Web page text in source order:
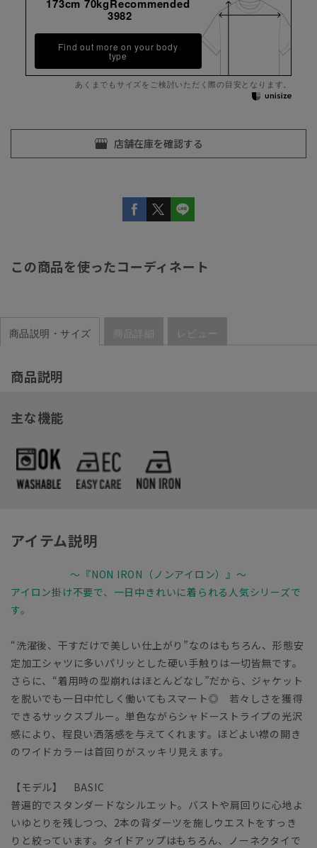
173cm 70kgRecommended
3982
Find out more on your body
type
あくまでもサイズをご検討いただく際の目安となります。
この商品を使ったコーディネート
商品説明・サイズ 商品詳細 レビュー
商品説明
主な機能
アイテム説明
～『NON IRON（ノンアイロン）』～
アイロン掛け不要で、一日中きれいに着られる人気シリーズで
す。
“洗濯後、干すだけで美しい仕上がり”なのはもちろん、形態安
定加工シャツに多いパリッとした硬い手触りは一切皆無です。
さらに、“着用時の型崩れはほとんどなし”だから、ジャケット
を脱いでも一日中忙しく働いてもスマート◎ 若々しさを獲得
できるサックスブルー。単色ながらシャドーストライプの光沢
感により、程良い洒落感を与えてくれます。ほどよい襟の開き
のワイドカラーは首回りがスッキリ見えます。
【モデル】 BASIC
普遍的でスタンダードなシルエット。バストや肩回りに心地よ
いゆとりを残しつつ、2本の背ダーツを施しウエストをすっき
りと絞っています。タイドアップはもちろん、ノーネクタイで